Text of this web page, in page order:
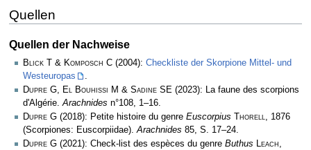
Quellen
Quellen der Nachweise
Blick T & Komposch C (2004): Checkliste der Skorpione Mittel- und
Westeuropas
Dupre G, El Bouhissi M & Sadine SE (2023): La faune des scorpions
d'Algérie. Arachnides n°108, 1–16.
Dupre G (2018): Petite histoire du genre Euscorpius Thorell, 1876
(Scorpiones: Euscorpiidae).Arachnides 85, S. 17–24.
Dupre G (2021): Check-list des espèces du genre Buthus Leach,